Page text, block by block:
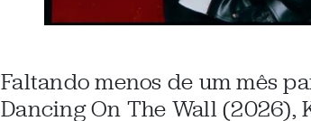
Faltando menos de um mês
Dancing On The Wall (2026),